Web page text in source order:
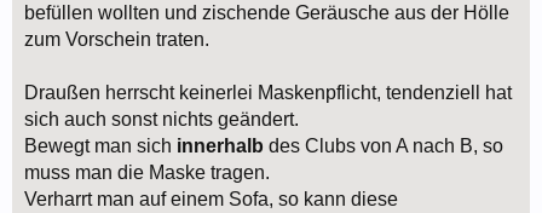
befüllen wollten und zischende Geräusche aus der Hölle
zum Vorschein traten.
Draußen herrscht keinerlei Maskenpflicht, tendenziell hat
sich auch sonst nichts geändert.
Bewegt man sich innerhalb des Clubs von A nach B, so
muss man die Maske tragen.
Verharrt man auf einem Sofa, so kann diese